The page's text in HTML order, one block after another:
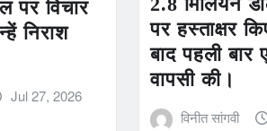
पर विचार
निराश
Jul 27, 2026
पर हस्ताक्षर
बाद पहली बार
वापसी की।
विनीत सांगवी